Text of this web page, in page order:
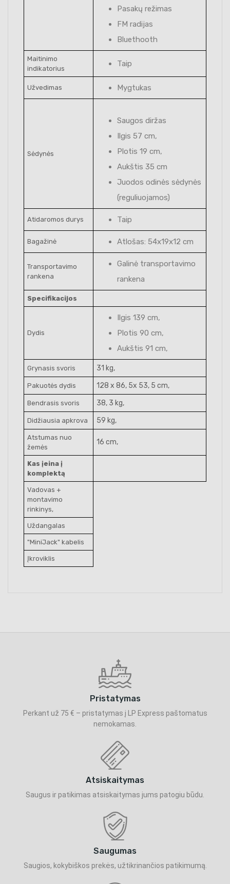
Pasakų režimas
FM radijas
Bluethooth
Maitinimo
indikatorius
Taip
Užvedimas Mygtukas
Sėdynės
Saugos diržas
Ilgis 57 cm,
Plotis 19 cm,
Aukštis 35 cm
Juodos odinės sėdynės
(reguliuojamos)
Atidaromos durys Taip
Bagažinė Atlošas: 54x19x12 cm
Transportavimo
rankena
Galinė transportavimo
rankena
Specifikacijos
Dydis
Ilgis 139 cm,
Plotis 90 cm,
Aukštis 91 cm,
Grynasis svoris 31 kg,
Pakuotės dydis 128 x 86, 5x 53, 5 cm,
Bendrasis svoris 38, 3 kg,
Didžiausia apkrova 59 kg,
Atstumas nuo
žemės
16 cm,
Kas įeina į
komplektą
Vadovas +
montavimo
rinkinys,
Uždangalas
"MiniJack" kabelis
Įkroviklis
Pristatymas
Perkant už 75 € – pristatymas į LP Express paštomatus
nemokamas.
Atsiskaitymas
Saugus ir patikimas atsiskaitymas jums patogiu būdu.
Saugumas
Saugios, kokybiškos prekės, užtikrinančios patikimumą.